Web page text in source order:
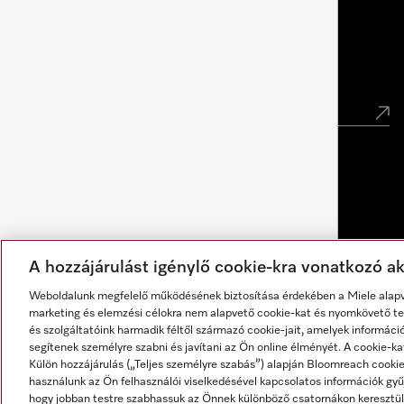
A válaszokat mesterséges intelligencia generálja.
A hozzájárulást igénylő cookie-kra vonatkozó
Weboldalunk megfelelő működésének biztosítása érdekében a Miele
marketing és elemzési célokra nem alapvető cookie-kat és nyomkövető
és szolgáltatóink harmadik féltől származó cookie-jait, amelyek
segítenek személyre szabni és javítani az Ön online élményét. A cookie-
Külön hozzájárulás („Teljes személyre szabás”) alapján Bloomreach
használunk az Ön felhasználói viselkedésével kapcsolatos információk
hogy jobban testre szabhassuk az Önnek különböző csatornákon